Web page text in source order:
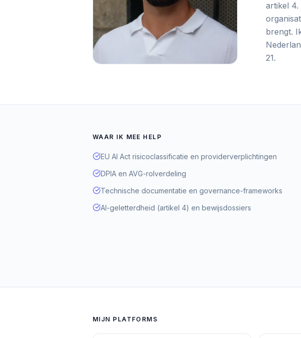
artikel 4.
brengt.
21.
WAAR IK MEE HELP
EU AI Act risicoclassificatie en providerverplichtingen
DPIA en AVG-rolverdeling
Technische documentatie en governance-frameworks
AI-geletterdheid (artikel 4) en bewijsdossiers
MIJN PLATFORMS